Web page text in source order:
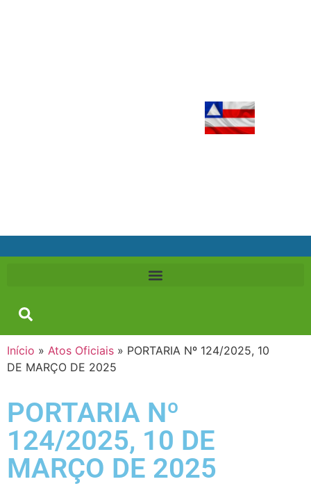
Início » Atos Oficiais » PORTARIA Nº 124/2025, 10
DE MARÇO DE 2025
PORTARIA Nº
124/2025, 10 DE
MARÇO DE 2025